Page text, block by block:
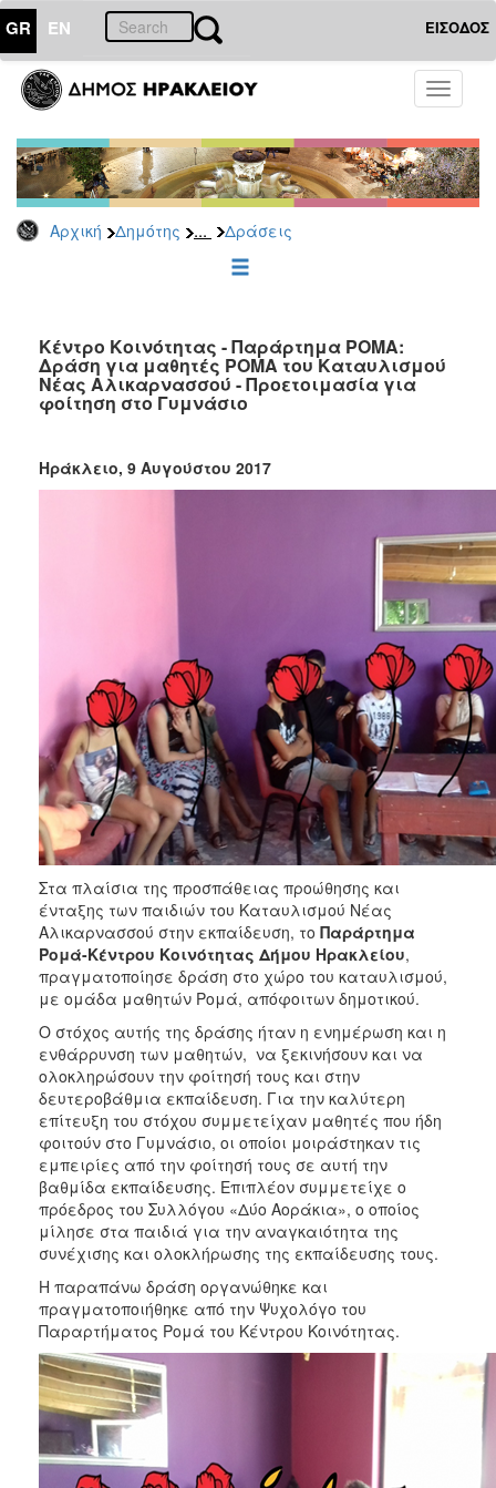
GR EN ΕΙΣΟΔΟΣ
Toggle
Αρχική Δημότης ... Δράσεις
ΔΗΜΟΤΗΣ
Πολιτική
Νέα
-
Ανακοινώσεις
Οικονομική
Αδυναμία
&
Φυσικές
Κέντρα
Κοινοτικής
Κέντρα
Ημερήσιας
Φροντίδας
Ηλικιωμένων
(Κ.Η.Φ.Η.)
Κ.Δ.Α.Π.Α.μεΑ.
Αδειοδότηση
&
Έλεγχος
Βρεφονηπιακών
Σταθμών
Δημοτικό
Ιατρείο
Φιλοξενίας
Γυναικών
Κέντρο
Κοινότητας
Δράσεις
Κοινωνικό
Φαρμακείο
Κοινωνικό
Παντοπωλείο
Ισότητα
των
Φύλων
Υγεία
Αυτόματοι
Απινιδωτές
Κέντρο Κοινότητας - Παράρτημα ΡΟΜΑ:
Δράση για μαθητές ΡΟΜΑ του Καταυλισμού
Νέας Αλικαρνασσού - Προετοιμασία για
φοίτηση στο Γυμνάσιο
Ηράκλειο, 9 Αυγούστου 2017
Στα πλαίσια της προσπάθειας προώθησης και
ένταξης των παιδιών του Καταυλισμού Νέας
Αλικαρνασσού στην εκπαίδευση, το Παράρτημα
Ρομά-Κέντρου Κοινότητας Δήμου Ηρακλείου,
πραγματοποίησε δράση στο χώρο του καταυλισμού,
με ομάδα μαθητών Ρομά, απόφοιτων δημοτικού.
Ο στόχος αυτής της δράσης ήταν η ενημέρωση και η
ενθάρρυνση των μαθητών, να ξεκινήσουν και να
ολοκληρώσουν την φοίτησή τους και στην
δευτεροβάθμια εκπαίδευση. Για την καλύτερη
επίτευξη του στόχου συμμετείχαν μαθητές που ήδη
φοιτούν στο Γυμνάσιο, οι οποίοι μοιράστηκαν τις
εμπειρίες από την φοίτησή τους σε αυτή την
βαθμίδα εκπαίδευσης. Επιπλέον συμμετείχε ο
πρόεδρος του Συλλόγου «Δύο Αοράκια», ο οποίος
μίλησε στα παιδιά για την αναγκαιότητα της
συνέχισης και ολοκλήρωσης της εκπαίδευσης τους.
Η παραπάνω δράση οργανώθηκε και
πραγματοποιήθηκε από την Ψυχολόγο του
Παραρτήματος Ρομά του Κέντρου Κοινότητας.